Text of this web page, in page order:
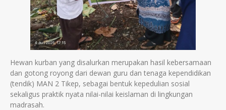
Hewan kurban yang disalurkan merupakan hasil kebersamaan
dan gotong royong dari dewan guru dan tenaga kependidikan
(tendik) MAN 2 Tikep, sebagai bentuk kepedulian sosial
sekaligus praktik nyata nilai-nilai keislaman di lingkungan
madrasah.